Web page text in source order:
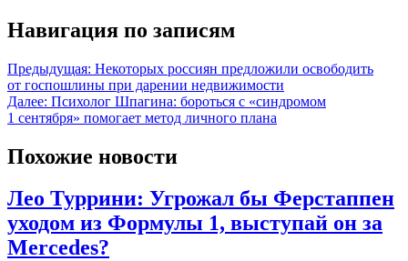
Навигация по записям
Предыдущая: Некоторых россиян предложили освободить
от госпошлины при дарении недвижимости
Далее: Психолог Шпагина: бороться с «синдромом
1 сентября» помогает метод личного плана
Похожие новости
Лео Туррини: Угрожал бы Ферстаппен
уходом из Формулы 1, выступай он за
Mercedes?